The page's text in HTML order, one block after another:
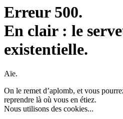
Erreur 500.
En clair : le
existentielle.
Aïe.
On le remet d’aplomb, et vous
reprendre là où vous en étiez.
Nous utilisons des cookies...